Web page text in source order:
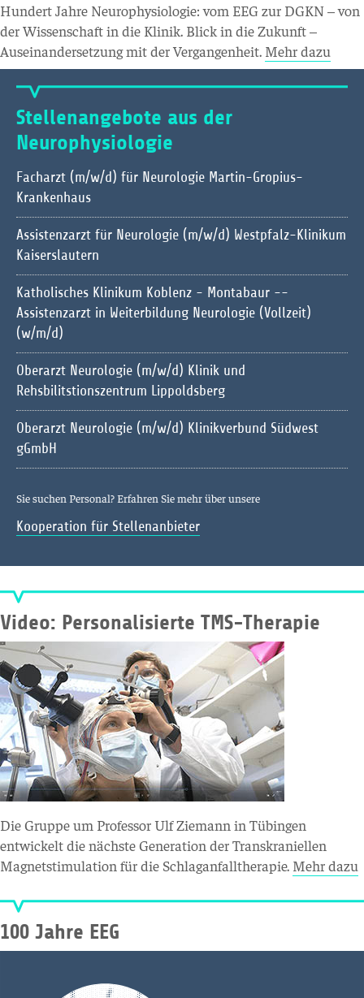
Hundert Jahre Neurophysiologie: vom EEG zur DGKN – von
der Wissenschaft in die Klinik. Blick in die Zukunft –
Auseinandersetzung mit der Vergangenheit. Mehr dazu
Stellenangebote aus der
Neurophysiologie
Facharzt (m/w/d) für Neurologie Martin-Gropius-
Krankenhaus
Assistenzarzt für Neurologie (m/w/d) Westpfalz-Klinikum
Kaiserslautern
Katholisches Klinikum Koblenz - Montabaur --
Assistenzarzt in Weiterbildung Neurologie (Vollzeit)
(w/m/d)
Oberarzt Neurologie (m/w/d) Klinik und
Rehsbilitstionszentrum Lippoldsberg
Oberarzt Neurologie (m/w/d) Klinikverbund Südwest
gGmbH
Sie suchen Personal? Erfahren Sie mehr über unsere
Kooperation für Stellenanbieter
Video: Personalisierte TMS-Therapie
Die Gruppe um Professor Ulf Ziemann in Tübingen
entwickelt die nächste Generation der Transkraniellen
Magnetstimulation für die Schlaganfalltherapie. Mehr dazu
100 Jahre EEG